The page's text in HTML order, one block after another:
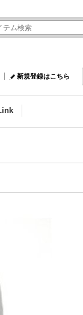
新規登録はこちら